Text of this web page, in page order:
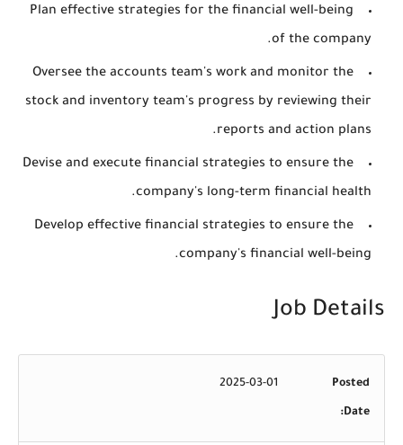
Plan effective strategies for the financial well-being
of the company.
Oversee the accounts team's work and monitor the
stock and inventory team's progress by reviewing their
reports and action plans.
Devise and execute financial strategies to ensure the
company's long-term financial health.
Develop effective financial strategies to ensure the
company's financial well-being.
Job Details
Posted
Date:
2025-03-01